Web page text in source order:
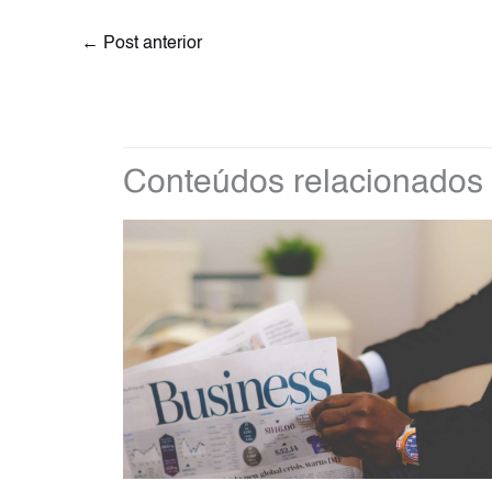
← Post anterior
Conteúdos relacionados